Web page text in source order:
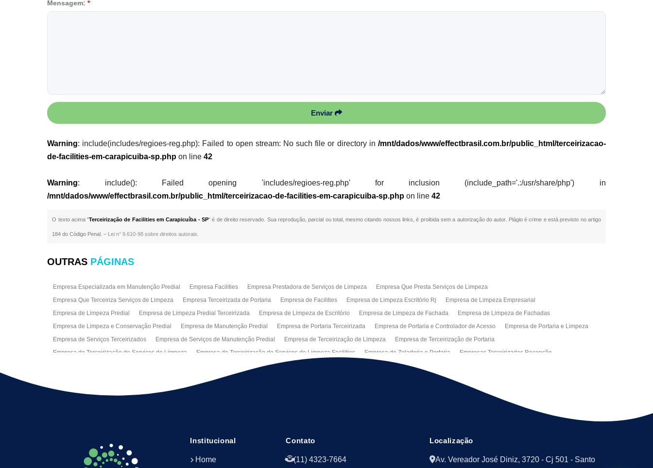
Mensagem:*
Enviar
Warning: include(includes/regioes-reg.php): Failed to open stream: No such file or directory in /mnt/dados/www/effectbrasil.com.br/public_html/terceirizacao-
de-facilities-em-carapicuiba-sp.php on line42
Warning: include(): Failed opening 'includes/regioes-reg.php' for inclusion (include_path='.:/usr/share/php') in
/mnt/dados/www/effectbrasil.com.br/public_html/terceirizacao-de-facilities-em-carapicuiba-sp.php on line42
O texto acima "Terceirização de Facilities em Carapicuíba - SP" é de direito reservado. Sua reprodução, parcial ou total, mesmo citando nossos links, é proibida sem a autorização do autor. Plágio é crime e está previsto no artigo
184 do Código Penal. – Lei n° 9.610-98 sobre direitos autorais
OUTRAS PÁGINAS
Empresa Especializada em Manutenção Predial Empresa Facilities Empresa Prestadora de Serviços de Limpeza
Empresa Que Presta Serviços de Limpeza
Empresa Que Terceiriza Serviços de Limpeza
Empresa Terceirizada de Portaria Empresa de Facilities Empresa de Limpeza Escritório Rj
Empresa de Limpeza Empresarial
Empresa de Limpeza Predial
Empresa de Limpeza Predial Terceirizada Empresa de Limpeza de Escritório Empresa de Limpeza de Fachada
Empresa de Limpeza de Fachadas
Empresa de Limpeza e Conservação Predial
Empresa de Manutenção Predial Empresa de Portaria Terceirizada Empresa de Portaria e Controlador de Acesso
Empresa de Portaria e Limpeza
Empresa de Serviços Terceirizados
Empresa de Serviços de Manutenção Predial Empresa de Terceirização de Limpeza
Empresa de Terceirização de Portaria
Empresa de Terceirização de Serviços de Limpeza
Empresa de Terceirização de Serviços de Limpeza Facilities Empresa de Zeladoria e Portaria
Empresas Terceirizadas Recepção
Empresas de Manutenção Predial Rj Jardinagem para Empresa
Limpeza de Fachadas de Predios Recepção Terceirizada
Serviço de Limpeza Empresarial
Serviço de Limpeza Predial Serviços da Terceirização de Manutenção Predial
Institucional
Home
Contato
(11) 4323-7664
Localização
Av. Vereador José Diniz, 3720 - Cj 501 - Santo